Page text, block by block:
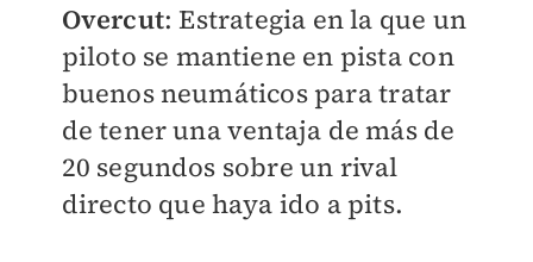
Overcut: Estrategia en la que un
piloto se mantiene en pista con
buenos neumáticos para tratar
de tener una ventaja de más de
20 segundos sobre un rival
directo que haya ido a pits.